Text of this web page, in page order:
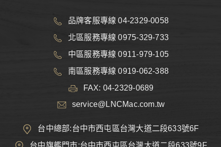
品牌客服專線 04-2329-0058
北區服務專線 0975-329-733
中區服務專線 0911-979-105
南區服務專線 0919-062-388
FAX: 04-2329-0689
service@LNCMac.com.tw
台中總部:台中市西屯區台灣大道二段633號6F